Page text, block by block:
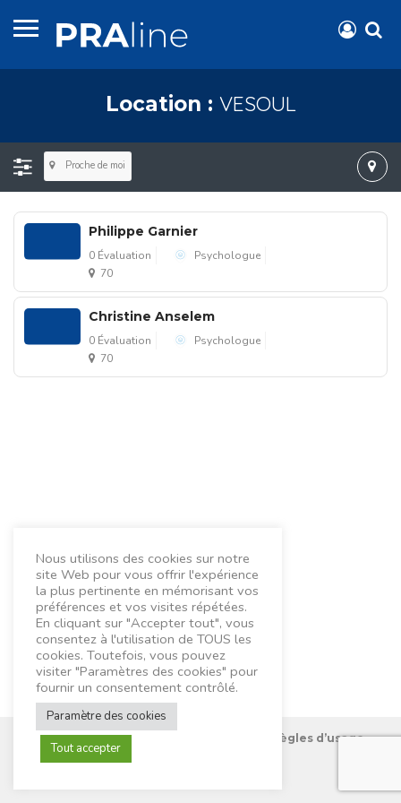
Location : VESOUL
Proche de moi
Philippe Garnier
0 Évaluation
Psychologue
70
Christine Anselem
0 Évaluation
Psychologue
70
Nous connaître Règles d’usage
Nous utilisons des cookies sur notre
site Web pour vous offrir l'expérience
la plus pertinente en mémorisant vos
préférences et vos visites répétées.
En cliquant sur "Accepter tout", vous
consentez à l'utilisation de TOUS les
cookies. Toutefois, vous pouvez
visiter "Paramètres des cookies" pour
fournir un consentement contrôlé.
Paramètre des cookies
Tout accepter